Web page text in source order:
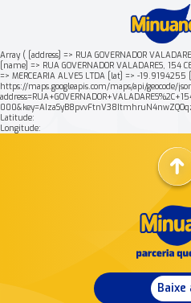
Array ( [address] => RUA GOVERNADOR
[name] => RUA GOVERNADOR VALADARES, 154
=> MERCEARIA ALVES LTDA [lat] => -
https://maps.googleapis.com/maps/api/geocode/
Latitude:
Longitude:
Baixe
Mais buscados: Produtos
Nossa história